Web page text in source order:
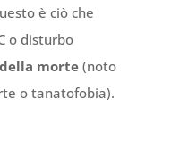
è ciò che
o disturbo
morte (noto
o tanatofobia).